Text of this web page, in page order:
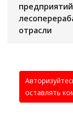
предприятий
отрасли
оставлять